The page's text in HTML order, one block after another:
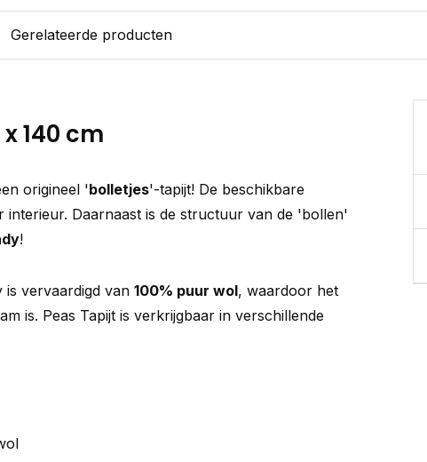
Gerelateerde producten
140 cm
origineel 'bolletjes'-tapijt! De beschikbare
interieur. Daarnaast is de structuur van de 'bollen'
!
is vervaardigd van 100% puur wol, waardoor het
is. Peas Tapijt is verkrijgbaar in verschillende